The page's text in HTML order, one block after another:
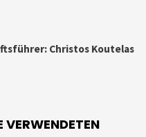
Christos Koutelas
VERWENDETEN